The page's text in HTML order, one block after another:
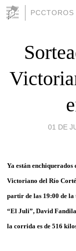
PCCTOROS
01 DE
Ya están enchiquerados
Victoriano del Río
partir de las 19:00 de
“El Juli”, David
la corrida es de 516